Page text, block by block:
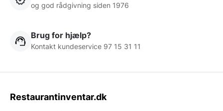
og god rådgivning siden 1976
Brug for hjælp?
Kontakt kundeservice 97 15 31 11
Restaurantinventar.dk